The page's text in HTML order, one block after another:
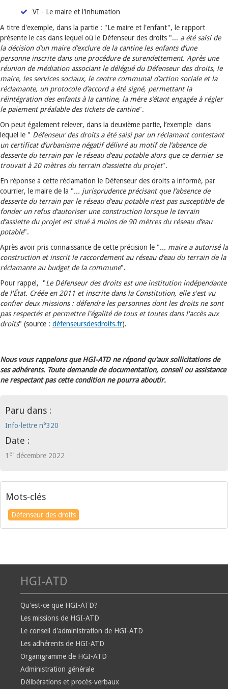
VI - Le maire et l'inhumation
A titre d'exemple, dans la partie : "Le maire et l'enfant", le rapport
présente le cas dans lequel où le Défenseur des droits "... a été saisi de
la décision d’un maire d’exclure de la cantine les enfants d’une
personne inscrite dans une procédure de surendettement. Après une
réunion de médiation associant le délégué du Défenseur des droits, le
maire, les services sociaux, le centre communal d’action sociale et la
réclamante, un protocole d’accord a été signé, permettant la
réintégration des enfants à la cantine, la mère s’étant engagée à régler
le paiement préalable des tickets de cantine".
On peut également relever, dans la deuxième partie, l’exemple dans
lequel le " Défenseur des droits a été saisi par un réclamant contestant
un certificat d’urbanisme négatif délivré au motif de l’absence de
desserte du terrain par le réseau d’eau potable alors que ce dernier se
trouvait à 20 mètres du terrain d’assiette du projet".
En réponse à cette réclamation le Défenseur des droits a informé, par
courrier, le maire de la "... jurisprudence précisant que l’absence de
desserte du terrain par le réseau d’eau potable n’est pas susceptible de
fonder un refus d’autoriser une construction lorsque le terrain
d’assiette du projet est situé à moins de 90 mètres du réseau d’eau
potable".
Après avoir pris connaissance de cette précision le "... maire a autorisé la
construction et inscrit le raccordement au réseau d’eau du terrain de la
réclamante au budget de la commune".
Pour rappel, "Le Défenseur des droits est une institution indépendante
de l'État. Créée en 2011 et inscrite dans la Constitution, elle s'est vu
confier deux missions : défendre les personnes dont les droits ne sont
pas respectés et permettre l'égalité de tous et toutes dans l'accès aux
droits" (source : défenseursdesdroits.fr).
Nous vous rappelons que HGI-ATD ne répond qu'aux sollicitations de
ses adhérents. Toute demande de documentation, conseil ou assistance
ne respectant pas cette condition ne pourra aboutir.
Paru dans :
Info-lettre n°320
Date :
1 er décembre 2022
Mots-clés
Défenseur des droits
HGI-ATD
Qu'est-ce que HGI-ATD?
Les missions de HGI-ATD
Le conseil d'administration de HGI-ATD
Les adhérents de HGI-ATD
Organigramme de HGI-ATD
Administration générale
Délibérations et procès-verbaux